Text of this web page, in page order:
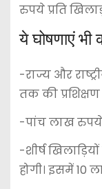
रुपये प्रति
ये घोषणाएं भी
-राज्य और
तक की
-पांच लाख रुपये
-शीर्ष
होगी। इसमें 10